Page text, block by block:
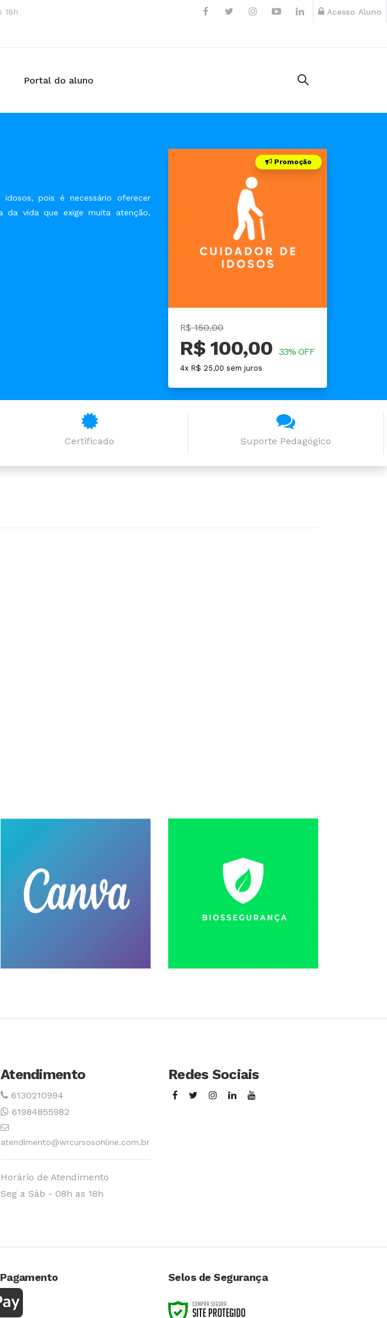
18h Acesso Aluno
Portal do aluno
pois é necessário oferecer
da vida que exige muita atenção,
Promoção
R$150.00
R$ 100,00 33% OFF
4x R$ 25,00 sem juros
Certificado Suporte Pedagógico
Atendimento
6130210994
61984855982
atendimento@wrcursosonline.com.br
Horário de Atendimento
Seg a Sáb - 08h as 18h
Redes Sociais
Selos de Segurança